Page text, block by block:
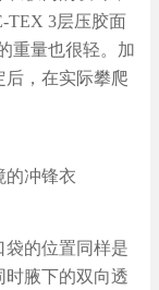
TEX 3层压胶面
重量也很轻。加
后，在实际攀爬
袋的位置同样是
时腋下的双向透